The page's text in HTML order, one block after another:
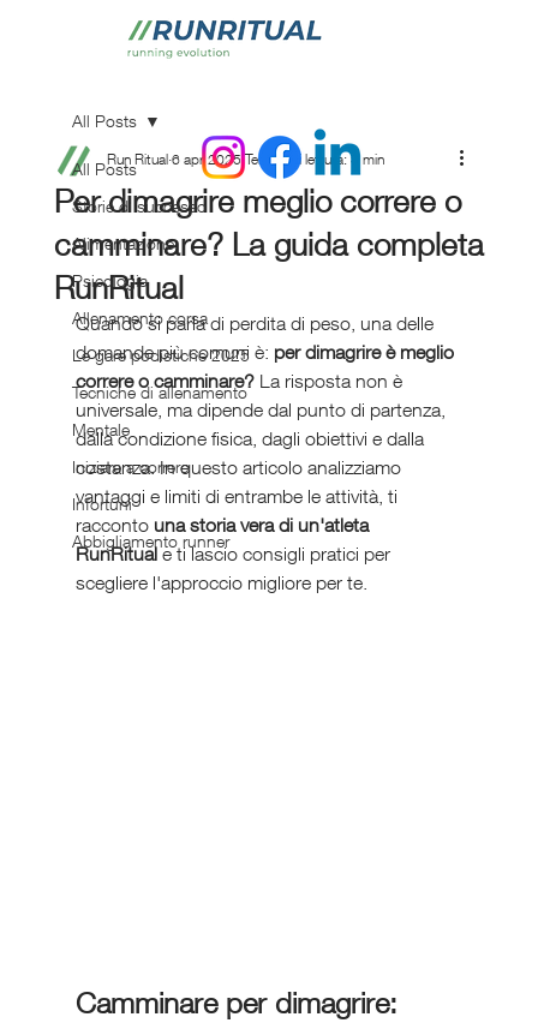
All Posts
Storie di successo
Alimentazione
Psicologia
Allenamento corsa
Le gare podistiche 2025
Tecniche di allenamento
Mentale
Iniziare a correre
Infortuni
Abbigliamento runner
All Posts
Per dimagrire meglio correre o
camminare? La guida completa
RunRitual
Run Ritual 6 apr 2025 Tempo di lettura: 3 min
Quando si parla di perdita di peso, una delle
domande più comuni è: per dimagrire è meglio
correre o camminare? La risposta non è
universale, ma dipende dal punto di partenza,
dalla condizione fisica, dagli obiettivi e dalla
costanza. In questo articolo analizziamo
vantaggi e limiti di entrambe le attività, ti
racconto una storia vera di un'atleta
RunRitual e ti lascio consigli pratici per
scegliere l'approccio migliore per te.
Camminare per dimagrire: